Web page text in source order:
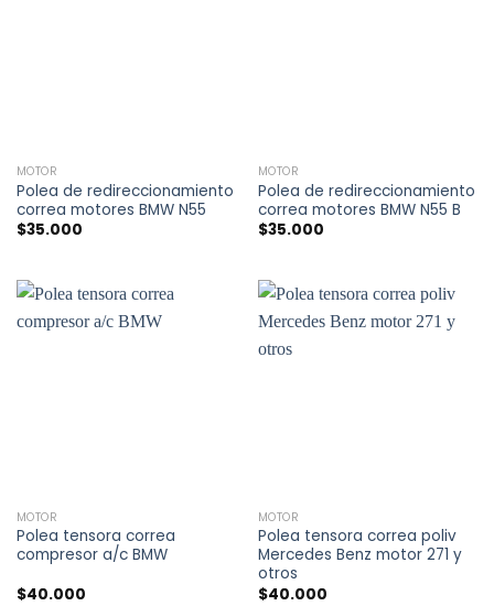
MOTOR
Polea de redireccionamiento
correa motores BMW N55
$35.000
MOTOR
Polea de redireccionamiento
correa motores BMW N55 B
$35.000
MOTOR
Polea tensora correa
compresor a/c BMW
$40.000
MOTOR
Polea tensora correa poliv
Mercedes Benz motor 271 y
otros
$40.000